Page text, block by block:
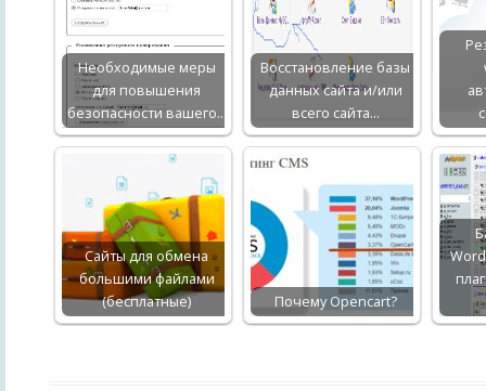
Необходимые меры
для повышения
безопасности вашего…
Восстановление базы
данных сайта и/или
всего сайта…
Сайты для обмена
большими файлами
(бесплатные)
Почему Opencart?